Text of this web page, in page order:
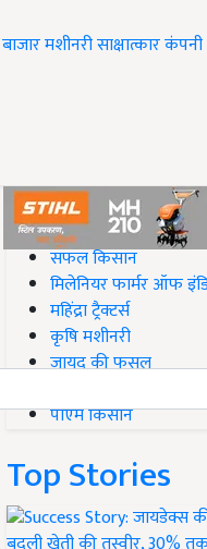
बाजारमशीनरीसाक्षात्कारकंपनी
#Top on Krishi Jagran
सफल किसान
मिलेनियर फार्मर ऑफ
महिंद्रा ट्रैक्टर्स
कृषि मशीनरी
जायद की फसल
पीएम किसान
Top Stories